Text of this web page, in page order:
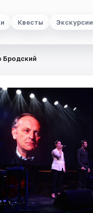
Квесты Экскурсии
Бродский